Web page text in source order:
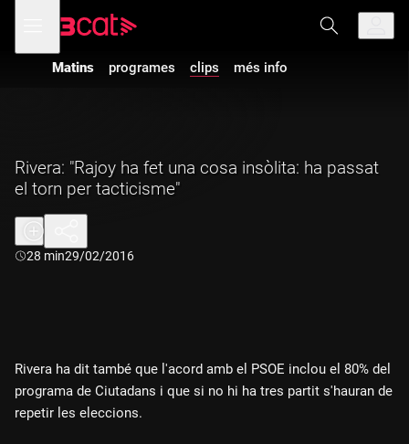
navegació
principal
menú
de
Matins programes clips més info
Rivera: "Rajoy ha fet una cosa insòlita: ha passat
el torn per tacticisme"
Durada:
28 min29/02/2016
Rivera ha dit també que l'acord amb el PSOE inclou el 80% del
programa de Ciutadans i que si no hi ha tres partit s'hauran de
repetir les eleccions.